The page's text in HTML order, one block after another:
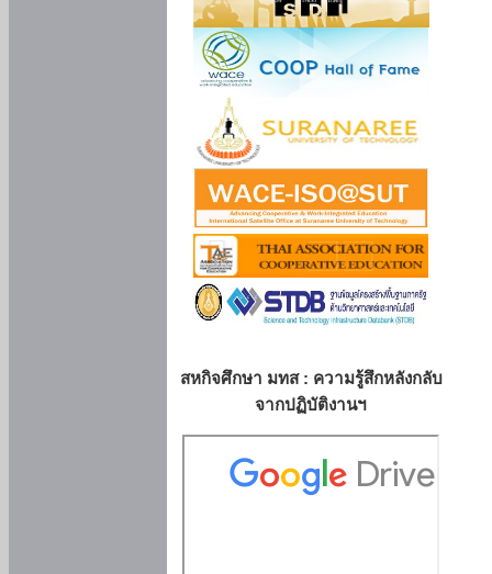
สหกิจศึกษา มทส : ความรู้สึกหลังกลับ
จากปฏิบัติงานฯ